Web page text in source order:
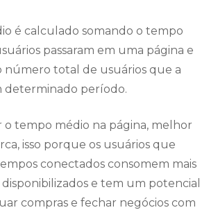
é calculado somando o tempo
passaram em uma página e
número total de usuários que a
determinado período.
o tempo médio na página, melhor
isso porque os usuários que
conectados consomem mais
e tem um potencial
compras e fechar negócios com